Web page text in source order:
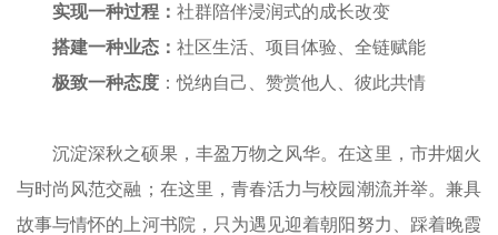
实现一种过程： 社群陪伴浸润式的成长改变
搭建一种业态： 社区生活、项目体验、全链赋能
极致一种态度 ：悦纳自己、赞赏他人、彼此共情
沉淀深秋之硕果，丰盈万物之风华。在这里，市井烟火
与时尚风范交融；在这里，青春活力与校园潮流并举。兼具
故事与情怀的上河书院，只为遇见迎着朝阳努力、踩着晚霞